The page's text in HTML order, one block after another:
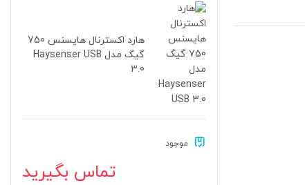
هارد اکسترنال هایسنس 750
گیگ مدل Haysenser USB
3.0
موجود
تماس بگیرید